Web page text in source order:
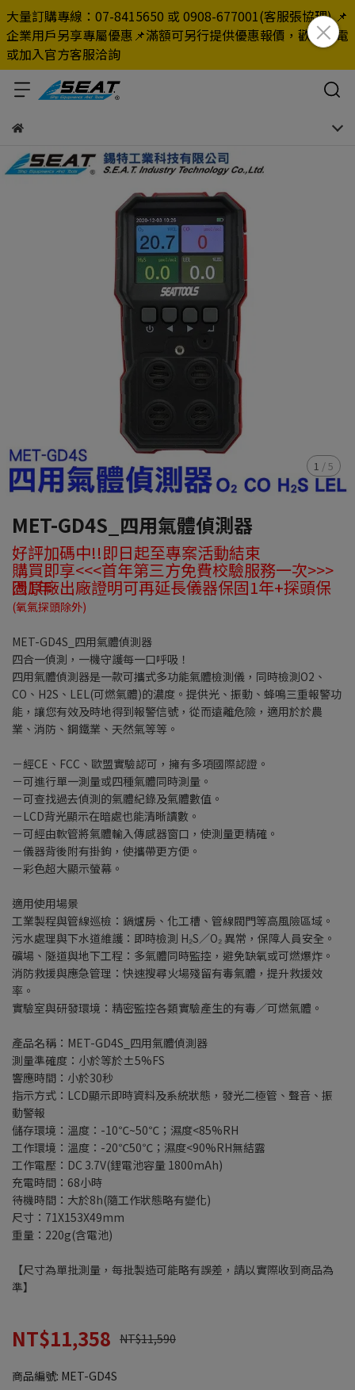
大量訂購專線：07-8415650 或 0908-677001(客服張協理) 📌
企業用戶另享專屬優惠📌滿額可另行提供優惠報價，歡迎來電
或加入官方客服洽詢
1 /5
MET-GD4S_四用氣體偵測器
好評加碼中!!即日起至專案活動結束
購買即享<<<首年第三方免費校驗服務一次>>>
憑原廠出廠證明可再延長儀器保固1年+探頭保固1年
(氧氣探頭除外)
MET-GD4S_四用氣體偵測器
四合一偵測，一機守護每一口呼吸！
四用氣體偵測器是一款可攜式多功能氣體檢測儀，同時檢測O2、
CO、H2S、LEL(可燃氣體)的濃度。提供光、振動、蜂鳴三重報警功
能，讓您有效及時地得到報警信號，從而遠離危險，適用於於農
業、消防、鋼鐵業、天然氣等等。
－經CE、FCC、歐盟實驗認可，擁有多項國際認證。
－可進行單一測量或四種氣體同時測量。
－可查找過去偵測的氣體紀錄及氣體數值。
－LCD背光顯示在暗處也能清晰讀數。
－可經由軟管將氣體輸入傳感器窗口，使測量更精確。
－儀器背後附有掛鉤，使攜帶更方便。
－彩色超大顯示螢幕。
適用使用場景
工業製程與管線巡檢：鍋爐房、化工槽、管線閥門等高風險區域。
污水處理與下水道維護：即時檢測 H₂S／O₂ 異常，保障人員安全。
礦場、隧道與地下工程：多氣體同時監控，避免缺氧或可燃爆炸。
消防救援與應急管理：快速搜尋火場殘留有毒氣體，提升救援效
率。
實驗室與研發環境：精密監控各類實驗產生的有毒／可燃氣體。
產品名稱：MET-GD4S_四用氣體偵測器
測量準確度：小於等於±5%FS
響應時間：小於30秒
指示方式：LCD顯示即時資料及系統狀態，發光二極管、聲音、振
動警報
儲存環境：溫度：-10℃~50℃；濕度<85%RH
工作環境：溫度：-20℃50℃；濕度<90%RH無結露
工作電壓：DC 3.7V(鋰電池容量 1800mAh)
充電時間：68小時
待機時間：大於8h(隨工作狀態略有變化)
尺寸：71X153X49mm
重量：220g(含電池)
【尺寸為單批測量，每批製造可能略有誤差，請以實際收到商品為
準】
NT$11,358 NT$11,590
商品編號: MET-GD4S